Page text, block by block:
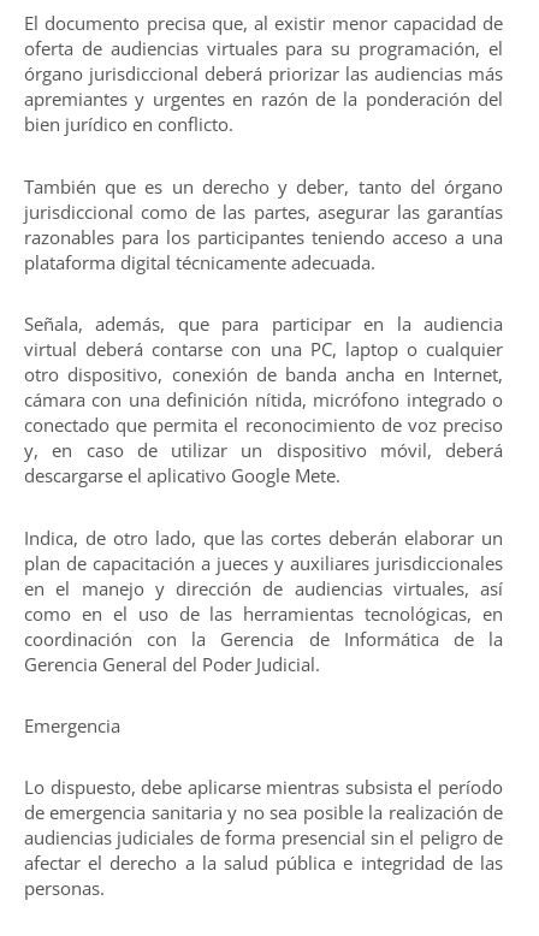
El documento precisa que, al existir menor capacidad de
oferta de audiencias virtuales para su programación, el
órgano jurisdiccional deberá priorizar las audiencias más
apremiantes y urgentes en razón de la ponderación del
bien jurídico en conflicto.
También que es un derecho y deber, tanto del órgano
jurisdiccional como de las partes, asegurar las garantías
razonables para los participantes teniendo acceso a una
plataforma digital técnicamente adecuada.
Señala, además, que para participar en la audiencia
virtual deberá contarse con una PC, laptop o cualquier
otro dispositivo, conexión de banda ancha en Internet,
cámara con una definición nítida, micrófono integrado o
conectado que permita el reconocimiento de voz preciso
y, en caso de utilizar un dispositivo móvil, deberá
descargarse el aplicativo Google Mete.
Indica, de otro lado, que las cortes deberán elaborar un
plan de capacitación a jueces y auxiliares jurisdiccionales
en el manejo y dirección de audiencias virtuales, así
como en el uso de las herramientas tecnológicas, en
coordinación con la Gerencia de Informática de la
Gerencia General del Poder Judicial.
Emergencia
Lo dispuesto, debe aplicarse mientras subsista el período
de emergencia sanitaria y no sea posible la realización de
audiencias judiciales de forma presencial sin el peligro de
afectar el derecho a la salud pública e integridad de las
personas.